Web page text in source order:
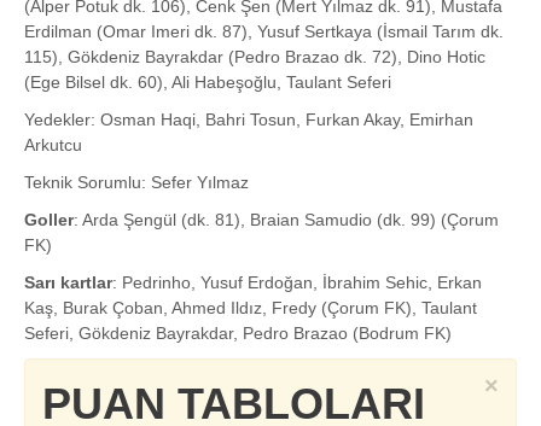
(Alper Potuk dk. 106), Cenk Şen (Mert Yılmaz dk. 91), Mustafa
Erdilman (Omar Imeri dk. 87), Yusuf Sertkaya (İsmail Tarım dk.
115), Gökdeniz Bayrakdar (Pedro Brazao dk. 72), Dino Hotic
(Ege Bilsel dk. 60), Ali Habeşoğlu, Taulant Seferi
Yedekler: Osman Haqi, Bahri Tosun, Furkan Akay, Emirhan
Arkutcu
Teknik Sorumlu: Sefer Yılmaz
Goller: Arda Şengül (dk. 81), Braian Samudio (dk. 99) (Çorum
FK)
Sarı kartlar: Pedrinho, Yusuf Erdoğan, İbrahim Sehic, Erkan
Kaş, Burak Çoban, Ahmed Ildız, Fredy (Çorum FK), Taulant
Seferi, Gökdeniz Bayrakdar, Pedro Brazao (Bodrum FK)
×
PUAN TABLOLARI